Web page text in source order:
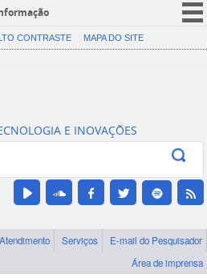
CORONAVÍRUS (COVID-19)
Canais
CONTRASTE MAPA DO SITE
E INOVAÇÕES
Serviços
E-mail do Pesquisador
Área de imprensa